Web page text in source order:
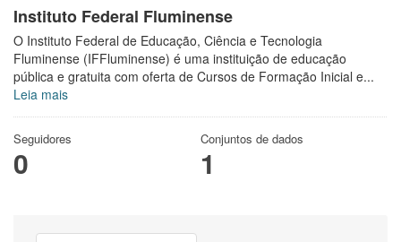
Instituto Federal Fluminense
O Instituto Federal de Educação, Ciência e Tecnologia
Fluminense (IFFluminense) é uma instituição de educação
pública e gratuita com oferta de Cursos de Formação Inicial e...
Leia mais
Seguidores
0
Conjuntos de dados
1